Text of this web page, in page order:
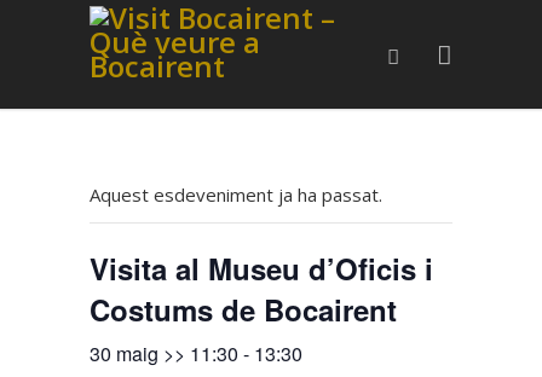
Aquest esdeveniment ja ha passat.
Visita al Museu d’Oficis i
Costums de Bocairent
30 maig >> 11:30 - 13:30